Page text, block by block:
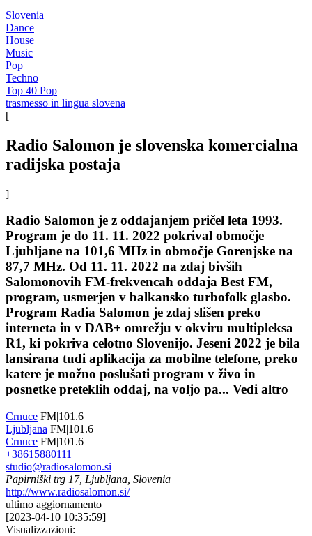
Slovenia
Dance
House
Music
Pop
Techno
Top 40 Pop
trasmesso in lingua slovena
[
Radio Salomon je slovenska komercialna
radijska postaja
]
Radio Salomon je z oddajanjem pričel leta 1993.
Program je do 11. 11. 2022 pokrival območje
Ljubljane na 101,6 MHz in območje Gorenjske na
87,7 MHz. Od 11. 11. 2022 na zdaj bivših
Salomonovih FM-frekvencah oddaja Best FM,
program, usmerjen v balkansko turbofolk glasbo.
Program Radia Salomon je zdaj slišen preko
interneta in v DAB+ omrežju v okviru multipleksa
R1, ki pokriva celotno Slovenijo. Jeseni 2022 je bila
lansirana tudi aplikacija za mobilne telefone, preko
katere je možno poslušati program v živo in
posnetke preteklih oddaj, na voljo pa... Vedi altro
Crnuce FM|101.6
Ljubljana FM|101.6
Crnuce FM|101.6
+38615880111
studio@radiosalomon.si
Papirniški trg 17, Ljubljana, Slovenia
http://www.radiosalomon.si/
ultimo aggiornamento
[2023-04-10 10:35:59]
Visualizzazioni: